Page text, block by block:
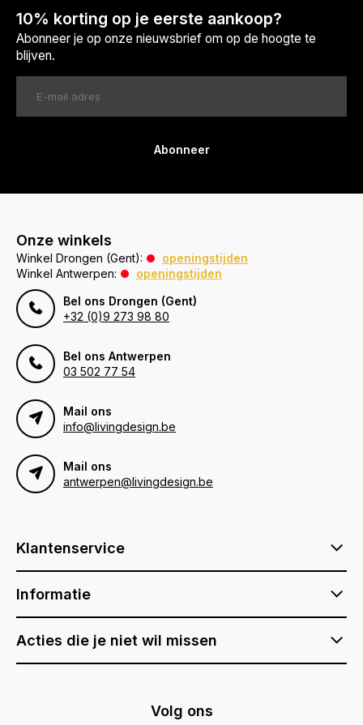
10% korting op je eerste aankoop?
Abonneer je op onze nieuwsbrief om op de hoogte te
blijven.
Abonneer
Onze winkels
Winkel Drongen (Gent):
openingstijden
Winkel Antwerpen:
openingstijden
Bel ons Drongen (Gent)
+32 (0)9 273 98 80
Bel ons Antwerpen
03 502 77 54
Mail ons
info@livingdesign.be
Mail ons
antwerpen@livingdesign.be
Klantenservice
Informatie
Acties die je niet wil missen
Volg ons